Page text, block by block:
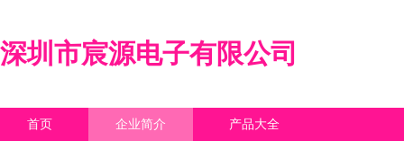
深圳市宸源电子有限公司
首页 企业简介 产品大全